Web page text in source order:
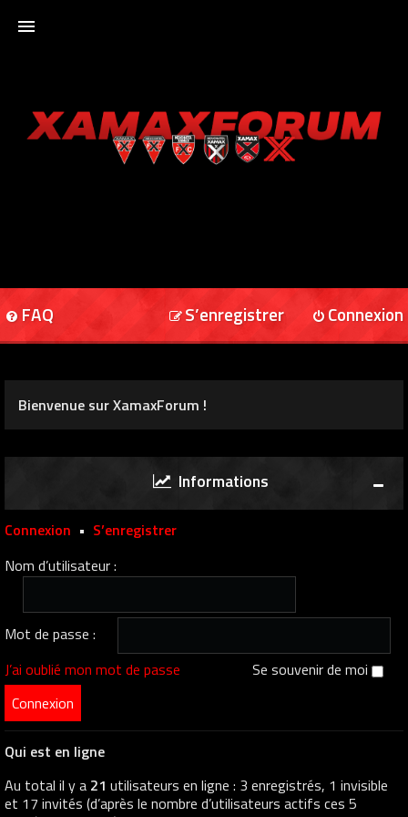
XAMAXFORUM
FAQ Connexion
S’enregistrer
Bienvenue sur XamaxForum !
Informations
Connexion • S’enregistrer
Nom d’utilisateur :
Mot de passe :
J’ai oublié mon mot de passe
Se souvenir de moi
Qui est en ligne
Au total il y a 21 utilisateurs en ligne : 3 enregistrés, 1 invisible
et 17 invités (d’après le nombre d’utilisateurs actifs ces 5